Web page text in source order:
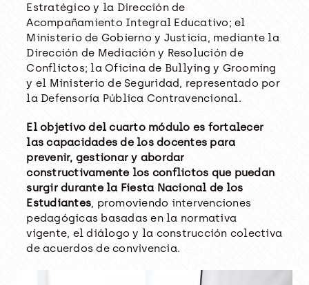
Estratégico y la Dirección de
Acompañamiento Integral Educativo; el
Ministerio de Gobierno y Justicia, mediante la
Dirección de Mediación y Resolución de
Conflictos; la Oficina de Bullying y Grooming
y el Ministerio de Seguridad, representado por
la Defensoría Pública Contravencional.
El objetivo del cuarto módulo es fortalecer
las capacidades de los docentes para
prevenir, gestionar y abordar
constructivamente los conflictos que puedan
surgir durante la Fiesta Nacional de los
Estudiantes, promoviendo intervenciones
pedagógicas basadas en la normativa
vigente, el diálogo y la construcción colectiva
de acuerdos de convivencia.